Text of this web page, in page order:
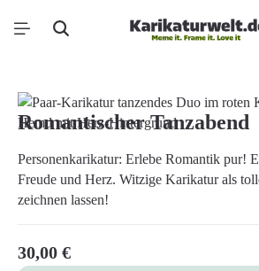
Zum Hauptinhalt springen
Bildergalerie überspringen
Romantischer Tanzabend
Personenkarikatur: Erlebe Romantik pur!
Freude und Herz. Witzige Karikatur als
zeichnen lassen!
Regulärer Preis:
30,00 €